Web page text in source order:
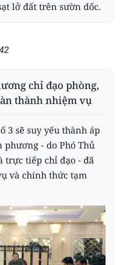
lở đất trên sườn dốc.
chỉ đạo phòng,
thành nhiệm vụ
3 sẽ suy yếu thành áp
phương - do Phó Thủ
trực tiếp chỉ đạo - đã
và chính thức tạm